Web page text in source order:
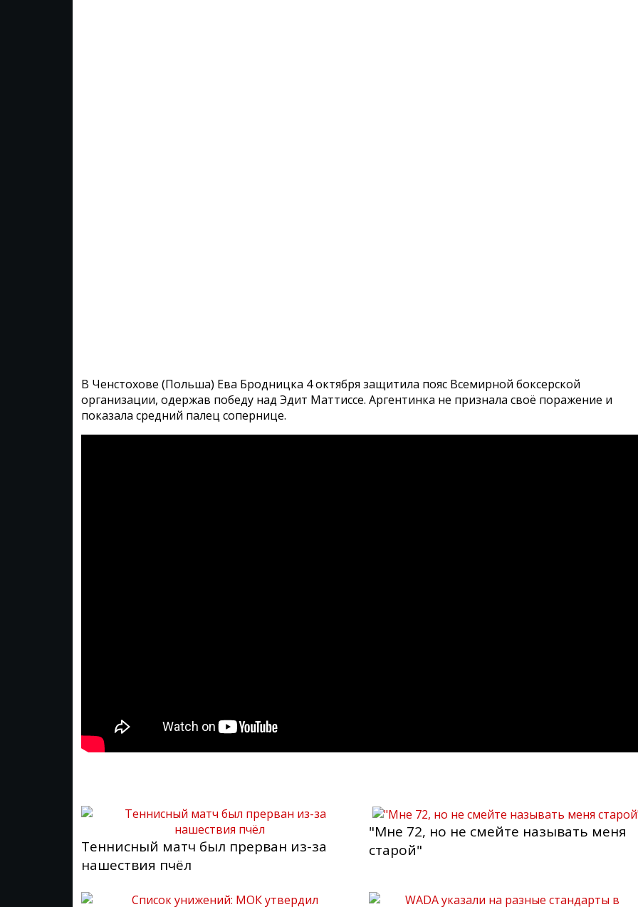
В Ченстохове (Польша) Ева Бродницка 4 октября защитила пояс Всемирной боксерской
организации, одержав победу над Эдит Маттиссе. Аргентинка не признала своё поражение и
показала средний палец сопернице.
Теннисный матч был прерван из-за
нашествия пчёл
"Мне 72, но не смейте называть меня
старой"